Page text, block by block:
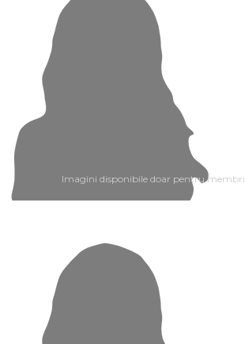
Imagini disponibile doar pentru membri